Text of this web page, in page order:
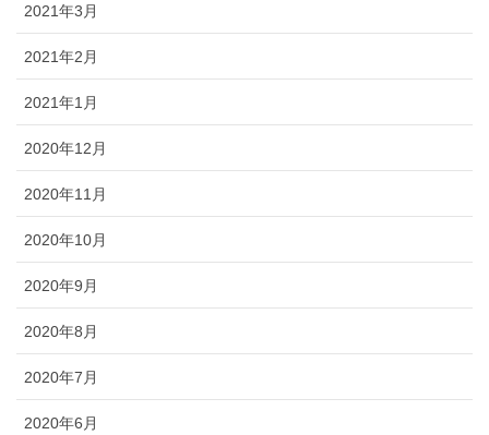
2021年3月
2021年2月
2021年1月
2020年12月
2020年11月
2020年10月
2020年9月
2020年8月
2020年7月
2020年6月